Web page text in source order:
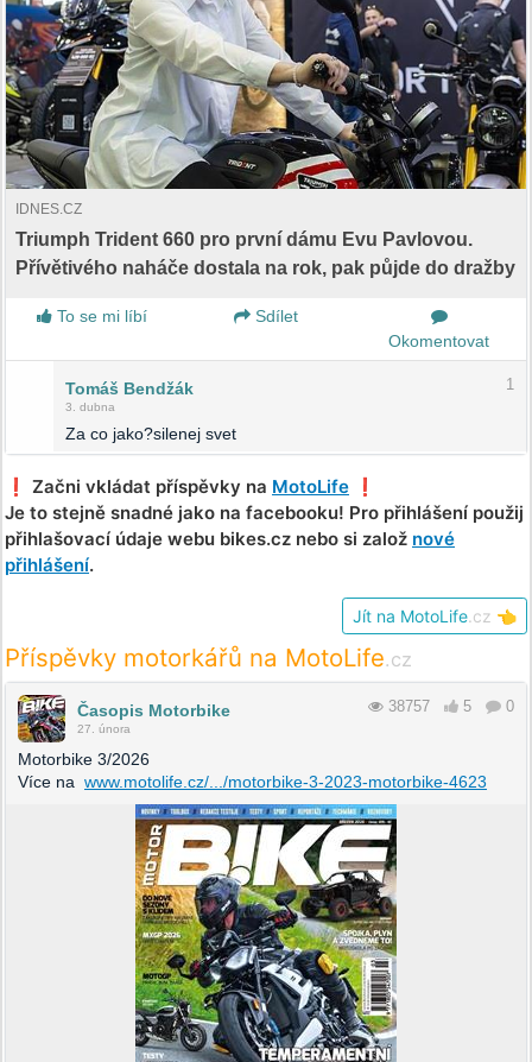
IDNES.CZ
Triumph Trident 660 pro první dámu Evu Pavlovou.
Přívětivého naháče dostala na rok, pak půjde do dražby
To se mi líbí
Sdílet
Okomentovat
Tomáš Bendžák
3. dubna
1
Za co jako?silenej svet
❗️ Začni vkládat příspěvky na MotoLife ❗️
Je to stejně snadné jako na facebooku! Pro přihlášení použij
přihlašovací údaje webu bikes.cz nebo si založ nové
přihlášení.
Jít na MotoLife .cz 👈
Příspěvky motorkářů na MotoLife.cz
Časopis Motorbike
27. února
38757 5 0
Motorbike 3/2026
Více na www.motolife.cz/.../motorbike-3-2023-motorbike-4623